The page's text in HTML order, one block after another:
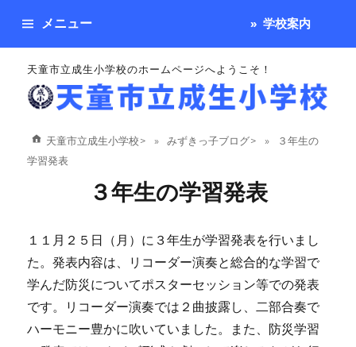
天童市立成生小学校のホームページへようこそ！
メニュー 学校案内
天童市立成生小学校 > みずきっ子ブログ>
３年生の
学習発表
３年生の学習発表
１１月２５日（月）に３年生が学習発表を行いまし
た。発表内容は、リコーダー演奏と総合的な学習で
学んだ防災についてポスターセッション等での発表
です。リコーダー演奏では２曲披露し、二部合奏で
ハーモニー豊かに吹いていました。また、防災学習